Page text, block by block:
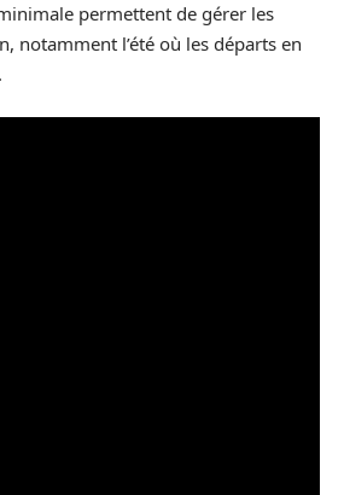
permettent de gérer les
notamment l’été où les départs en